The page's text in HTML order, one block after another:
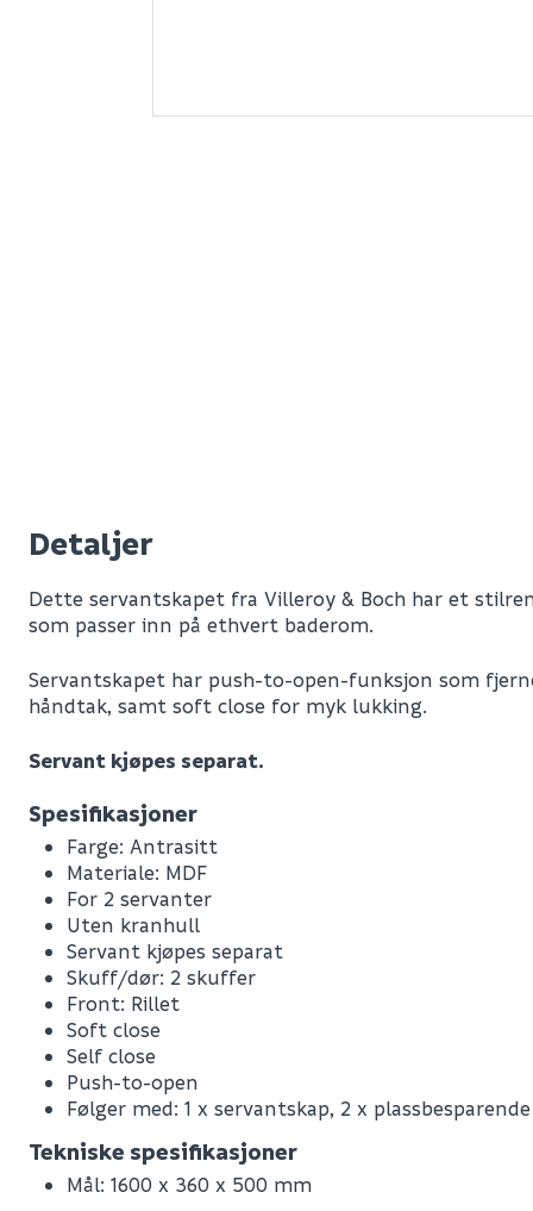
Detaljer
Dette servantskapet fra Villeroy & Boch har et
som passer inn på ethvert baderom.
Servantskapet har push-to-open-funksjon som
håndtak, samt soft close for myk lukking.
Servant kjøpes separat.
Spesifikasjoner
Farge: Antrasitt
Materiale: MDF
For 2 servanter
Uten kranhull
Servant kjøpes separat
Skuff/dør: 2 skuffer
Front: Rillet
Soft close
Self close
Push-to-open
Følger med: 1 x servantskap, 2 x
Tekniske spesifikasjoner
Mål: 1600 x 360 x 500 mm
Leverandørens varenummer
Nobb No